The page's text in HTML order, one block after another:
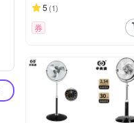
5 (1)
券